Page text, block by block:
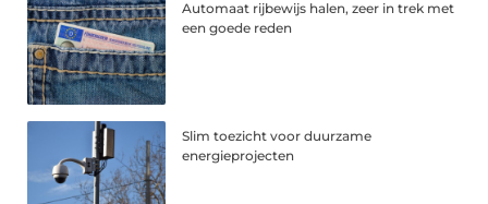
Automaat rijbewijs halen, zeer in trek met
een goede reden
Slim toezicht voor duurzame
energieprojecten